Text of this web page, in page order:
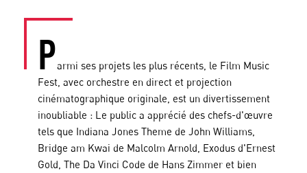
Parmi ses projets les plus récents, le Film Music
Fest, avec orchestre en direct et projection
cinématographique originale, est un divertissement
inoubliable : Le public a apprécié des chefs-d'œuvre
tels que Indiana Jones Theme de John Williams,
Bridge am Kwai de Malcolm Arnold, Exodus d'Ernest
Gold, The Da Vinci Code de Hans Zimmer et bien